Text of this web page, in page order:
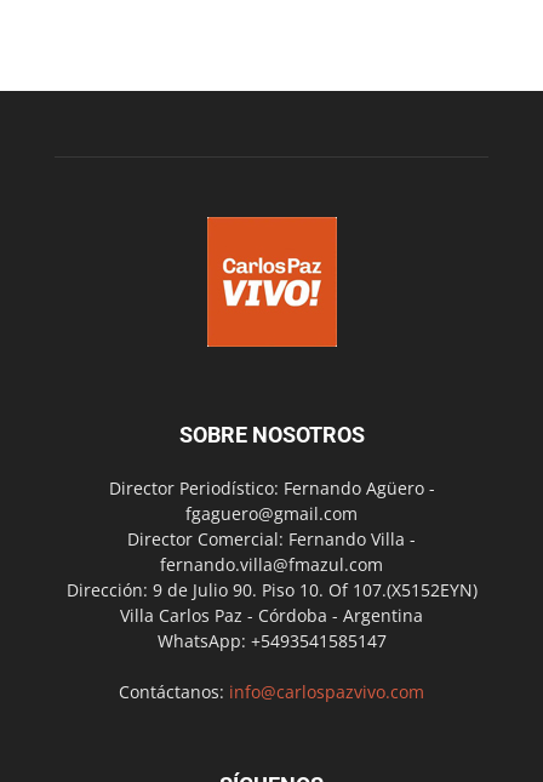
SOBRE NOSOTROS
Director Periodístico: Fernando Agüero -
fgaguero@gmail.com
Director Comercial: Fernando Villa -
fernando.villa@fmazul.com
Dirección: 9 de Julio 90. Piso 10. Of 107.(X5152EYN)
Villa Carlos Paz - Córdoba - Argentina
WhatsApp: +5493541585147
Contáctanos: info@carlospazvivo.com